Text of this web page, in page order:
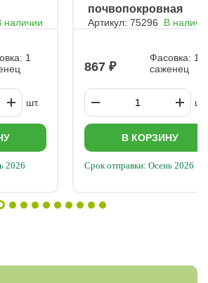
наличии
1
шт.
2026
почвопокровная
Вайт фейри
Артикул: 75296 В
867
Фасовка: 1
саженец
шт.
В КОРЗИНУ
Срок отправки: Осень 2026